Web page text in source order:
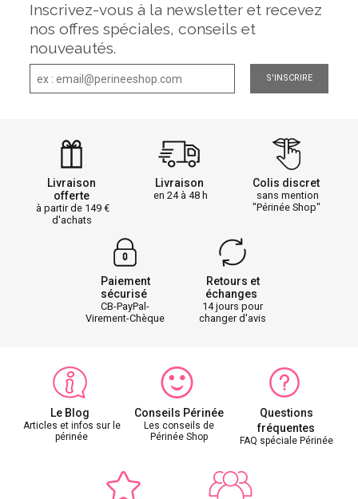
Inscrivez-vous à la newsletter et recevez
nos offres spéciales, conseils et
nouveautés.
S'INSCRIRE
Livraison
offerte
à partir de 149
d'achats
Livraison
en 24 à 48 h
Colis discret
sans mention
"Périnée Shop"
Paiement
sécurisé
CB-PayPal-
Virement-Chèque
Retours et
échanges
14 jours pour
changer d'avis
Le Blog
Articles et infos sur le
périnée
Conseils Périnée
Les conseils de
Périnée Shop
Questions
fréquentes
FAQ spéciale Périnée